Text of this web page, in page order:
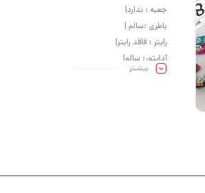
جعبه : ندارد|
باطری :سالم |
رایتر : فاقد رایتر|
آداپتور: سالم|
کیبرد : سالم|
بیشـتر